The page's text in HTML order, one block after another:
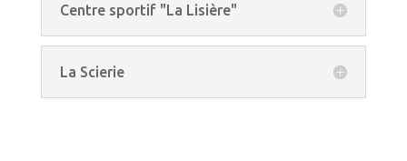
Centre sportif "La Lisière"
La Scierie